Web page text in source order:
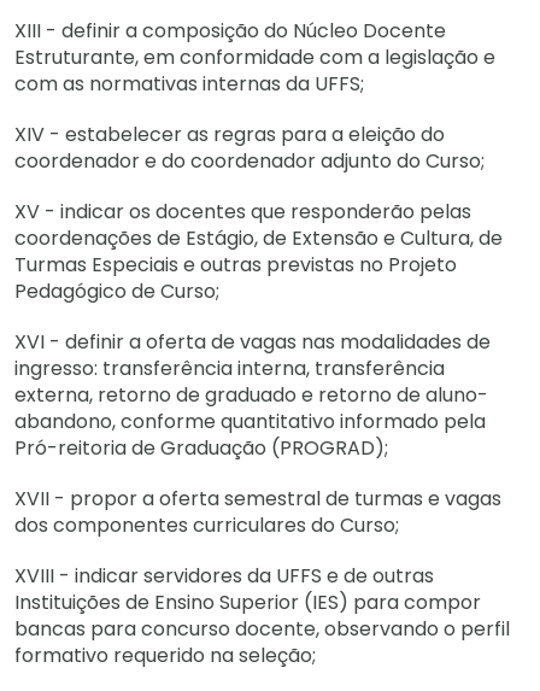
XIII - definir a composição do Núcleo Docente
Estruturante, em conformidade com a legislação e
com as normativas internas da UFFS;
XIV - estabelecer as regras para a eleição do
coordenador e do coordenador adjunto do Curso;
XV - indicar os docentes que responderão pelas
coordenações de Estágio, de Extensão e Cultura, de
Turmas Especiais e outras previstas no Projeto
Pedagógico de Curso;
XVI - definir a oferta de vagas nas modalidades de
ingresso: transferência interna, transferência
externa, retorno de graduado e retorno de aluno-
abandono, conforme quantitativo informado pela
Pró-reitoria de Graduação (PROGRAD);
XVII - propor a oferta semestral de turmas e vagas
dos componentes curriculares do Curso;
XVIII - indicar servidores da UFFS e de outras
Instituições de Ensino Superior (IES) para compor
bancas para concurso docente, observando o perfil
formativo requerido na seleção;